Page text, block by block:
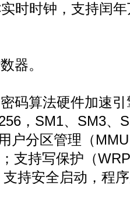
时时钟，支持闰
器。
码算法硬件加速
，SM1、SM3、
户分区管理（
支持写保护（
持安全启动，程